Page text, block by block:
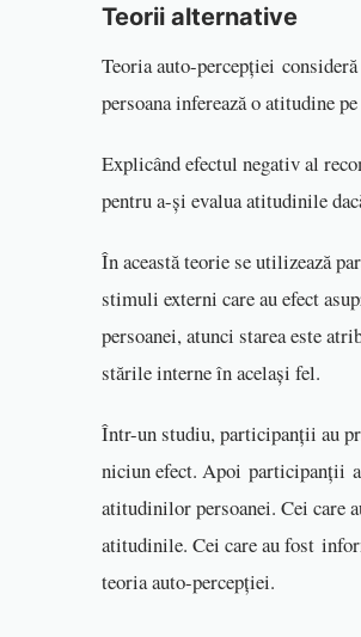
Teorii alternative
Teoria auto-percepției
persoana inferează o atitudine
Explicând efectul negativ al
pentru a-și evalua atitudinile
În această teorie se utilizează
stimuli externi care au efect
persoanei, atunci starea este
stările interne în același fel.
Într-un studiu, participanții au
niciun efect. Apoi participanții
atitudinilor persoanei. Cei care
atitudinile. Cei care au fost
teoria auto-percepției.